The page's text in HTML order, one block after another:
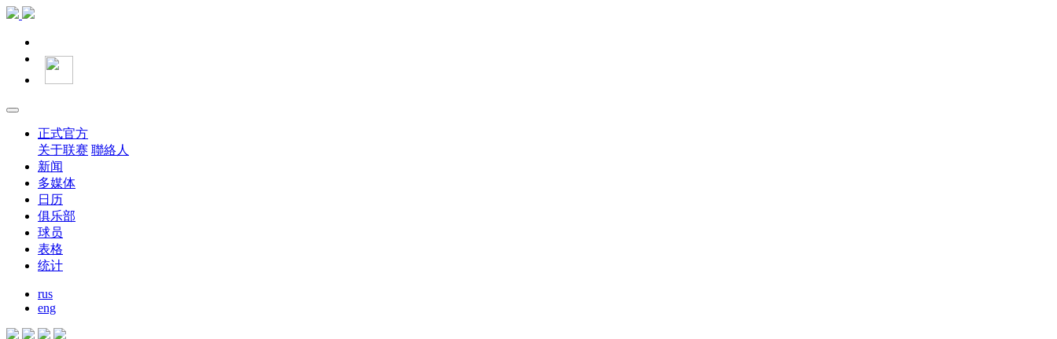
正式官方
关于联赛 聯絡人
新闻
多媒体
日历
俱乐部
球员
表格
统计
rus
eng